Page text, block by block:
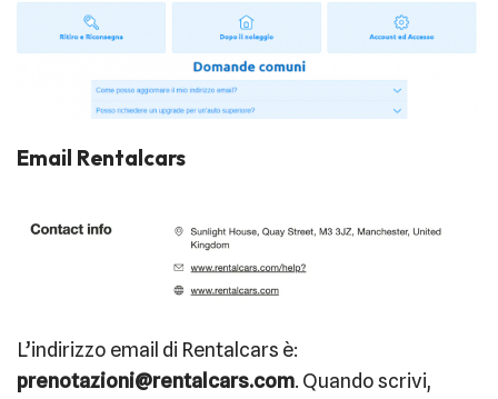
Email Rentalcars
L’indirizzo email di Rentalcars è:
prenotazioni@rentalcars.com. Quando scrivi,